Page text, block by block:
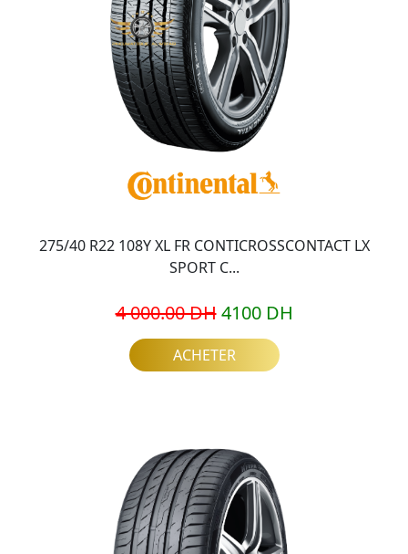
275/40 R22 108Y XL FR CONTICROSSCONTACT LX
SPORT C...
4 000.00 DH 4100 DH
ACHETER